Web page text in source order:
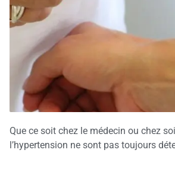
Que ce soit chez le médecin ou chez
l’hypertension ne sont pas toujours